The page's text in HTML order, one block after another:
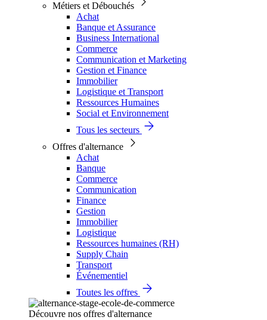
Métiers et Débouchés
Achat
Banque et Assurance
Business International
Commerce
Communication et Marketing
Gestion et Finance
Immobilier
Logistique et Transport
Ressources Humaines
Social et Environnement
Tous les secteurs
Offres d'alternance
Achat
Banque
Commerce
Communication
Finance
Gestion
Immobilier
Logistique
Ressources humaines (RH)
Supply Chain
Transport
Événementiel
Toutes les offres
Découvre nos offres d'alternance